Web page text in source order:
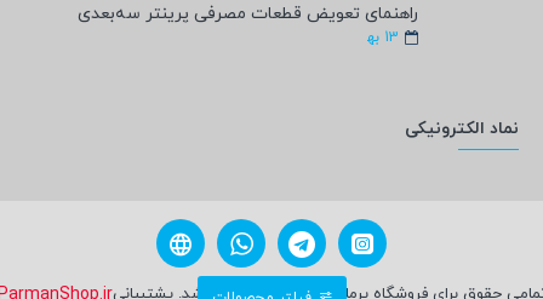
راهنمای تعویض قطعات مصرفی پرینتر سه‌بعدی
13 به‍
نماد الکترونیکی
حقوق برای فروشگاه پرمان شاپ محفوظ می باشد. پشتیبانی